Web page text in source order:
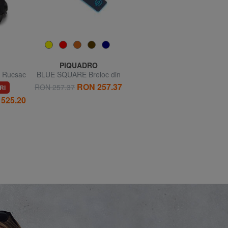
Rucsac
PIQUADRO
BLUE SQUARE Breloc din
piele
RON 257.37 RON 257.37